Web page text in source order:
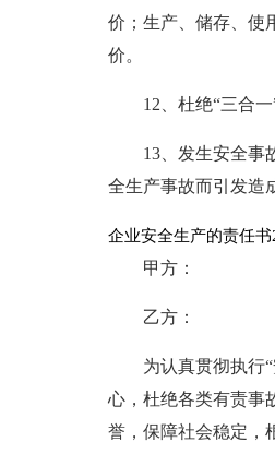
价；生产、储存、使
价。
12、杜绝“三合
13、发生安全事
全生产事故而引发造
企业安全生产的责任书
甲方：
乙方：
为认真贯彻执行
心，杜绝各类有责事
誉，保障社会稳定，